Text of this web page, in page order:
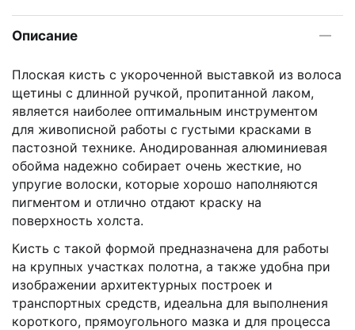
Описание
Плоская кисть с укороченной выставкой из волоса
щетины с длинной ручкой, пропитанной лаком,
является наиболее оптимальным инструментом
для живописной работы с густыми красками в
пастозной технике. Анодированная алюминиевая
обойма надежно собирает очень жесткие, но
упругие волоски, которые хорошо наполняются
пигментом и отлично отдают краску на
поверхность холста.
Кисть с такой формой предназначена для работы
на крупных участках полотна, а также удобна при
изображении архитектурных построек и
транспортных средств, идеальна для выполнения
короткого, прямоугольного мазка и для процесса